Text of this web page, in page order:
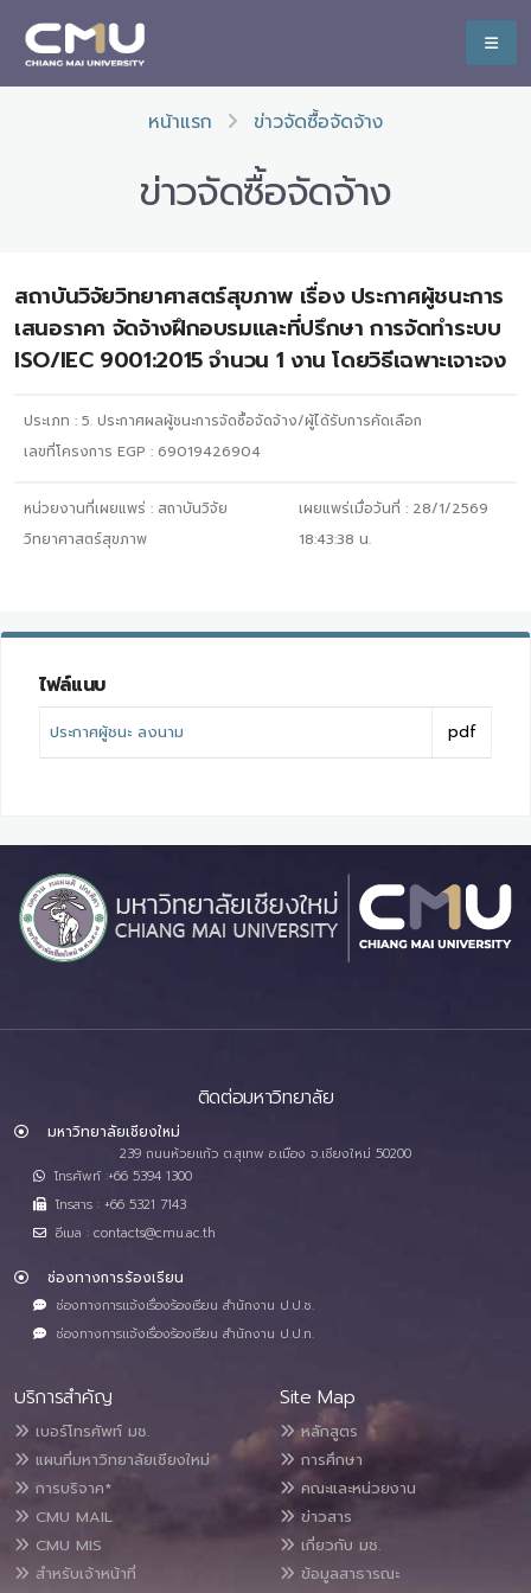
หน้าแรก ข่าวจัดซื้อจัดจ้าง
ข่าวจัดซื้อจัดจ้าง
สถาบันวิจัยวิทยาศาสตร์สุขภาพ เรื่อง ประกาศผู้ชนะการ
เสนอราคา จัดจ้างฝึกอบรมและที่ปรึกษา การจัดทำระบบ
ISO/IEC 9001:2015 จำนวน 1 งาน โดยวิธีเฉพาะเจาะจง
ประเภท : 5. ประกาศผลผู้ชนะการจัดซื้อจัดจ้าง/ผู้ได้รับการคัดเลือก
เลขที่โครงการ EGP : 69019426904
หน่วยงานที่เผยแพร่ : สถาบันวิจัย
วิทยาศาสตร์สุขภาพ
เผยแพร่เมื่อวันที่ : 28/1/2569
18:43:38 น.
ไฟล์แนบ
ประกาศผู้ชนะ ลงนาม pdf
ติดต่อมหาวิทยาลัย
มหาวิทยาลัยเชียงใหม่
239 ถนนห้วยแก้ว ต.สุเทพ อ.เมือง จ.เชียงใหม่ 50200
โทรศัพท์ :+66 5394 1300
โทรสาร : +66 5321 7143
อีเมล : contacts@cmu.ac.th
ช่องทางการร้องเรียน
ช่องทางการแจ้งเรื่องร้องเรียน สำนักงาน ป.ป.ช.
ช่องทางการแจ้งเรื่องร้องเรียน สำนักงาน ป.ป.ท.
บริการสำคัญ
เบอร์โทรศัพท์ มช.
แผนที่มหาวิทยาลัยเชียงใหม่
การบริจาค*
CMU MAIL
CMU MIS
สำหรับเจ้าหน้าที่
Site Map
หลักสูตร
การศึกษา
คณะและหน่วยงาน
ข่าวสาร
เกี่ยวกับ มช.
ข้อมูลสาธารณะ